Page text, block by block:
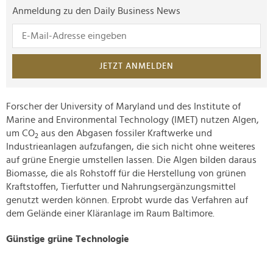
Anmeldung zu den Daily Business News
JETZT ANMELDEN
Forscher der University of Maryland und des Institute of
Marine and Environmental Technology (IMET) nutzen Algen,
um CO2 aus den Abgasen fossiler Kraftwerke und
Industrieanlagen aufzufangen, die sich nicht ohne weiteres
auf grüne Energie umstellen lassen. Die Algen bilden daraus
Biomasse, die als Rohstoff für die Herstellung von grünen
Kraftstoffen, Tierfutter und Nahrungsergänzungsmittel
genutzt werden können. Erprobt wurde das Verfahren auf
dem Gelände einer Kläranlage im Raum Baltimore.
Günstige grüne Technologie